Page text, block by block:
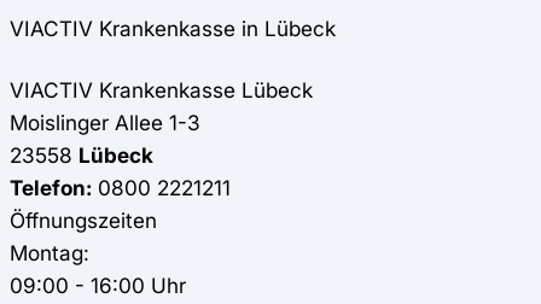
VIACTIV Krankenkasse in Lübeck
VIACTIV Krankenkasse Lübeck
Moislinger Allee 1-3
23558 Lübeck
Telefon: 0800 2221211
Öffnungszeiten
Montag:
09:00 - 16:00 Uhr